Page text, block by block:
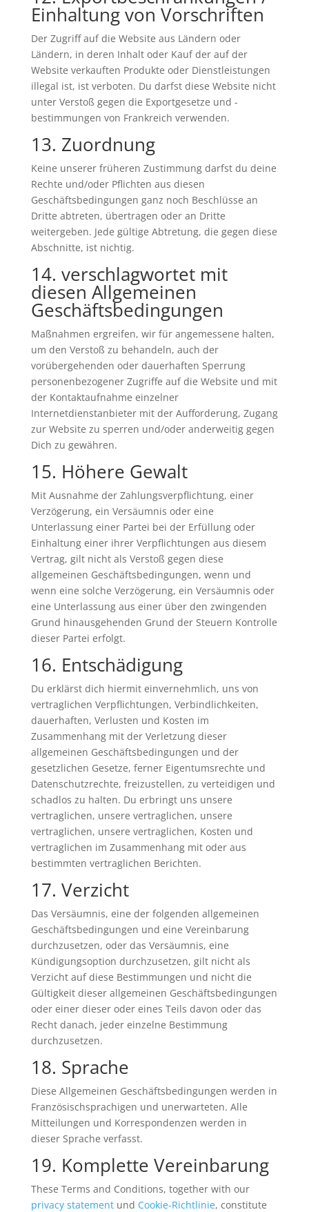
Einhaltung von Vorschriften
Der Zugriff auf die Website aus Ländern oder
Ländern, in deren Inhalt oder Kauf der auf der
Website verkauften Produkte oder Dienstleistungen
illegal ist, ist verboten. Du darfst diese Website nicht
unter Verstoß gegen die Exportgesetze und -
bestimmungen von Frankreich verwenden.
13. Zuordnung
Keine unserer früheren Zustimmung darfst du deine
Rechte und/oder Pflichten aus diesen
Geschäftsbedingungen ganz noch Beschlüsse an
Dritte abtreten, übertragen oder an Dritte
weitergeben. Jede gültige Abtretung, die gegen diese
Abschnitte, ist nichtig.
14. verschlagwortet mit
diesen Allgemeinen
Geschäftsbedingungen
Maßnahmen ergreifen, wir für angemessene halten,
um den Verstoß zu behandeln, auch der
vorübergehenden oder dauerhaften Sperrung
personenbezogener Zugriffe auf die Website und mit
der Kontaktaufnahme einzelner
Internetdienstanbieter mit der Aufforderung, Zugang
zur Website zu sperren und/oder anderweitig gegen
Dich zu gewähren.
15. Höhere Gewalt
Mit Ausnahme der Zahlungsverpflichtung, einer
Verzögerung, ein Versäumnis oder eine
Unterlassung einer Partei bei der Erfüllung oder
Einhaltung einer ihrer Verpflichtungen aus diesem
Vertrag, gilt nicht als Verstoß gegen diese
allgemeinen Geschäftsbedingungen, wenn und
wenn eine solche Verzögerung, ein Versäumnis oder
eine Unterlassung aus einer über den zwingenden
Grund hinausgehenden Grund der Steuern Kontrolle
dieser Partei erfolgt.
16. Entschädigung
Du erklärst dich hiermit einvernehmlich, uns von
vertraglichen Verpflichtungen, Verbindlichkeiten,
dauerhaften, Verlusten und Kosten im
Zusammenhang mit der Verletzung dieser
allgemeinen Geschäftsbedingungen und der
gesetzlichen Gesetze, ferner Eigentumsrechte und
Datenschutzrechte, freizustellen, zu verteidigen und
schadlos zu halten. Du erbringt uns unsere
vertraglichen, unsere vertraglichen, unsere
vertraglichen, unsere vertraglichen, Kosten und
vertraglichen im Zusammenhang mit oder aus
bestimmten vertraglichen Berichten.
17. Verzicht
Das Versäumnis, eine der folgenden allgemeinen
Geschäftsbedingungen und eine Vereinbarung
durchzusetzen, oder das Versäumnis, eine
Kündigungsoption durchzusetzen, gilt nicht als
Verzicht auf diese Bestimmungen und nicht die
Gültigkeit dieser allgemeinen Geschäftsbedingungen
oder einer dieser oder eines Teils davon oder das
Recht danach, jeder einzelne Bestimmung
durchzusetzen.
18. Sprache
Diese Allgemeinen Geschäftsbedingungen werden in
Französischsprachigen und unerwarteten. Alle
Mitteilungen und Korrespondenzen werden in
dieser Sprache verfasst.
19. Komplette Vereinbarung
These Terms and Conditions, together with our
privacy statementund Cookie-Richtlinie, constitute